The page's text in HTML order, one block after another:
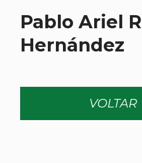
Pablo Ariel
Hernández
VOLTAR